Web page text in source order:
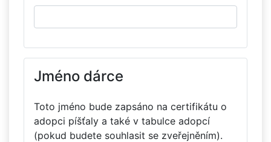
Jméno dárce
Toto jméno bude zapsáno na certifikátu o
adopci píšťaly a také v tabulce adopcí
(pokud budete souhlasit se zveřejněním).